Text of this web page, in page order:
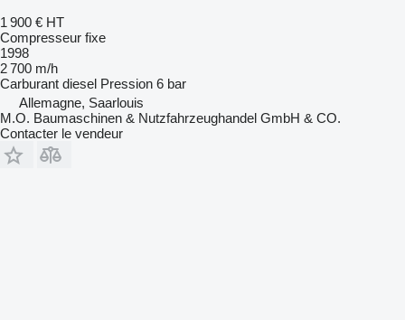
1 900 € HT
Compresseur fixe
1998
2 700 m/h
Carburant diesel Pression 6 bar
Allemagne, Saarlouis
M.O. Baumaschinen & Nutzfahrzeughandel GmbH & CO.
Contacter le vendeur